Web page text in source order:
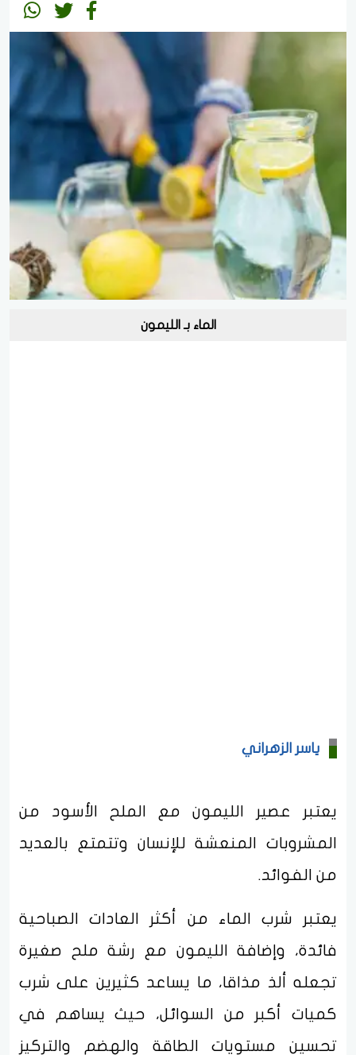
الماء بـ الليمون
ياسر الزهراني
يعتبر عصير الليمون مع الملح الأسود من
المشروبات المنعشة للإنسان وتتمتع بالعديد
من الفوائد.
يعتبر شرب الماء من أكثر العادات الصباحية
فائدة، وإضافة الليمون مع رشة ملح صغيرة
تجعله ألذ مذاقا، ما يساعد كثيرين على شرب
كميات أكبر من السوائل، حيث يساهم في
تحسين مستويات الطاقة والهضم والتركيز